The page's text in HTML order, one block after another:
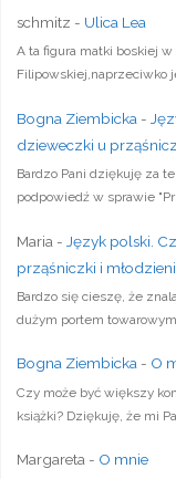
schmitz - Ulica Lea
A ta figura matki boskiej w
Filipowskiej,naprzeciwko
Bogna Ziembicka -
dzieweczki u
Bardzo Pani dziękuję za
podpowiedź w sprawie
Maria - Język polski.
prząśniczki i
Bardzo się cieszę, że
dużym portem
Bogna Ziembicka- O
Czy może być większy
książki? Dziękuję, że mi
Margareta - O mnie